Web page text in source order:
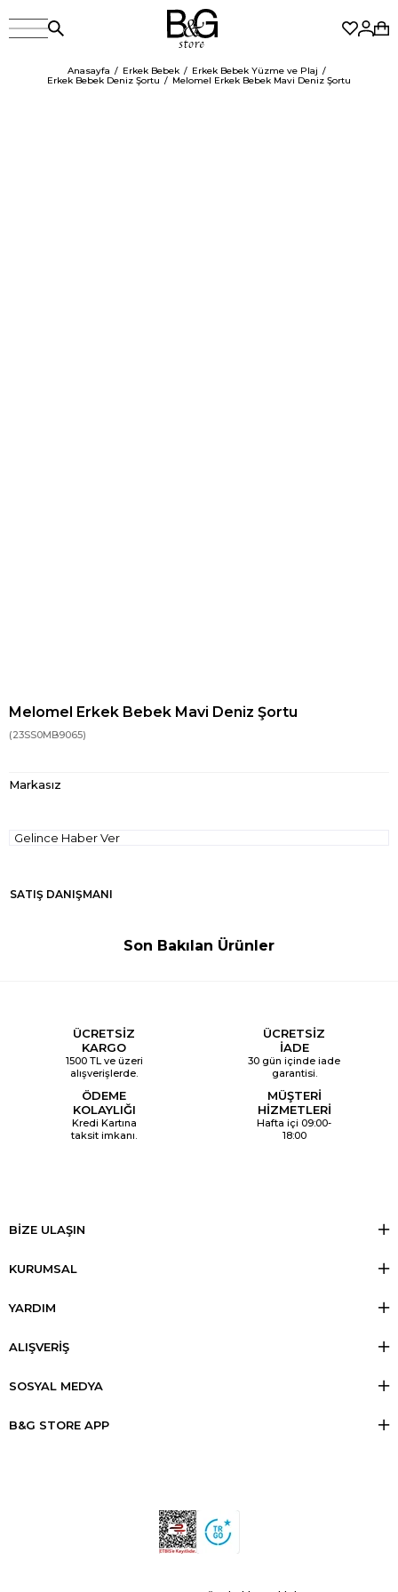
Anasayfa Erkek Bebek
Erkek Bebek Yüzme ve Plaj
Erkek Bebek Deniz Şortu
Melomel Erkek Bebek Mavi Deniz Şortu
Melomel Erkek Bebek Mavi Deniz Şortu
(23SS0MB9065)
Markasız
Gelince Haber Ver
SATIŞ DANIŞMANI
Son Bakılan Ürünler
ÜCRETSİZ
KARGO
1500 TL ve üzeri
alışverişlerde.
ÜCRETSİZ
İADE
30 gün içinde iade
garantisi.
ÖDEME
KOLAYLIĞI
Kredi Kartına
taksit imkanı.
MÜŞTERİ
HİZMETLERİ
Hafta içi 09:00-
18:00
BİZE ULAŞIN
KURUMSAL
YARDIM
ALIŞVERİŞ
SOSYAL MEDYA
B&G STORE APP